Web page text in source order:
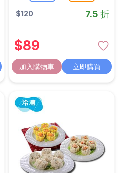
$120 7.5 折
$89
加入購物車 立即購買